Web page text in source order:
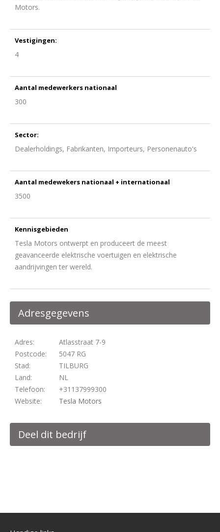
Motors.
Vestigingen:
4
Aantal medewerkers nationaal
300
Sector:
Dealerholdings, Fabrikanten, Importeurs, Personenauto's
Aantal medewekers nationaal + internationaal
3500
Kennisgebieden
Tesla Motors ontwerpt en produceert de meest
geavanceerde elektrische voertuigen en elektrische
aandrijvingen ter wereld.
Adresgegevens
Adres:
Atlasstraat 7-9
Postcode:
5047 RG
Stad:
TILBURG
Land:
NL
Telefoon:
+31137999300
Website:
Tesla Motors
Deel dit bedrijf